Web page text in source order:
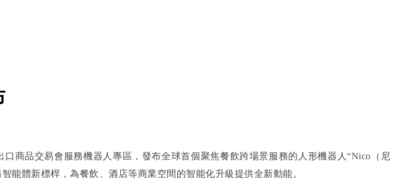
商品交易會服務機器人專區，發布全球首個聚焦餐飲跨場景服務的人形機器人“Nico（尼
能體新標桿，為餐飲、酒店等商業空間的智能化升級提供全新動能。